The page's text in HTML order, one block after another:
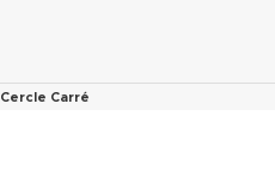
Cercle Carré